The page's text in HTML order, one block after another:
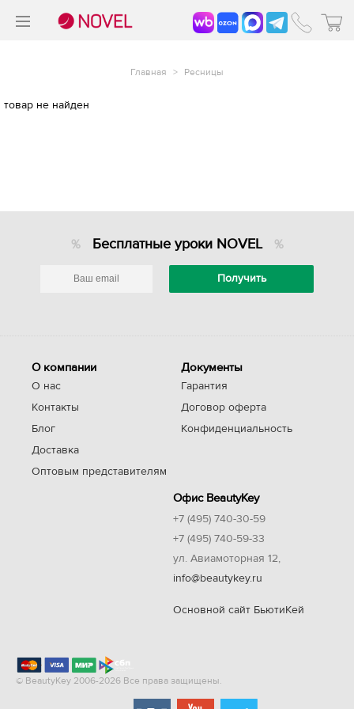
Главная > Ресницы
товар не найден
Бесплатные уроки NOVEL
О компании
О нас
Контакты
Блог
Доставка
Оптовым представителям
Документы
Гарантия
Договор оферта
Конфиденциальность
Офис BeautyKey
+7 (495) 740-30-59
+7 (495) 740-59-33
ул. Авиамоторная 12,
info@beautykey.ru
Основной сайт БьютиКей
© BeautyKey 2006-2026 Все права защищены.